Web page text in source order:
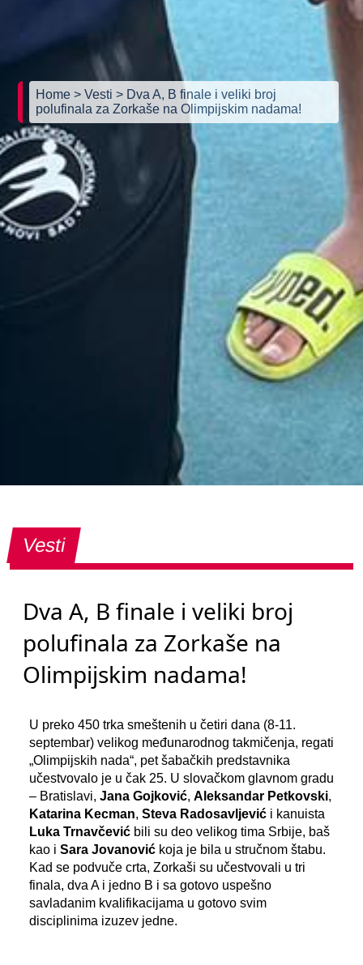
Home> Vesti> Dva A, B finale i veliki broj
polufinala za Zorkaše na Olimpijskim nadama!
Vesti
Dva A, B finale i veliki broj
polufinala za Zorkaše na
Olimpijskim nadama!
U preko 450 trka smeštenih u četiri dana (8-11.
septembar) velikog međunarodnog takmičenja, regati
„Olimpijskih nada“, pet šabačkih predstavnika
učestvovalo je u čak 25. U slovačkom glavnom gradu
– Bratislavi, Jana Gojković, Aleksandar Petkovski,
Katarina Kecman, Steva Radosavljević i kanuista
Luka Trnavčević bili su deo velikog tima Srbije, baš
kao i Sara Jovanović koja je bila u stručnom štabu.
Kad se podvuče crta, Zorkaši su učestvovali u tri
finala, dva A i jedno B i sa gotovo uspešno
savladanim kvalifikacijama u gotovo svim
disciplinima izuzev jedne.